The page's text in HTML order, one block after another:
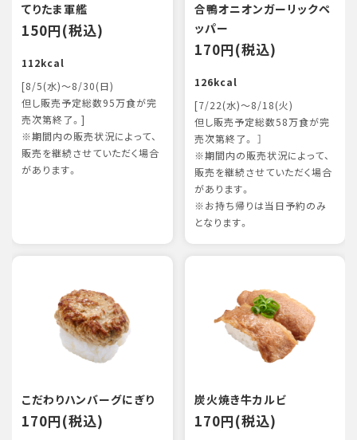
てりたま軍艦
150円(税込)
112kcal
[8/5(水)～8/30(日)
但し販売予定総数95万食が完
売次第終了。]
※期間内の販売状況によって、
販売を継続させていただく場合
があります。
合鴨オニオンガーリックペ
ッパー
170円(税込)
126kcal
[7/22(水)～8/18(火)
但し販売予定総数58万食が完
売次第終了。 ］
※期間内の販売状況によって、
販売を継続させていただく場合
があります。
※お持ち帰りは当日予約のみ
となります。
こだわりハンバーグにぎり
170円(税込)
炭火焼き牛カルビ
170円(税込)